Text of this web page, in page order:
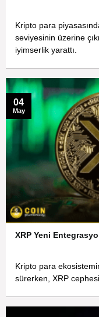
Kripto para
seviyesinin üzerine
iyimserlik yarattı.
XRP Yeni
Kripto para
sürerken, XRP
04
May